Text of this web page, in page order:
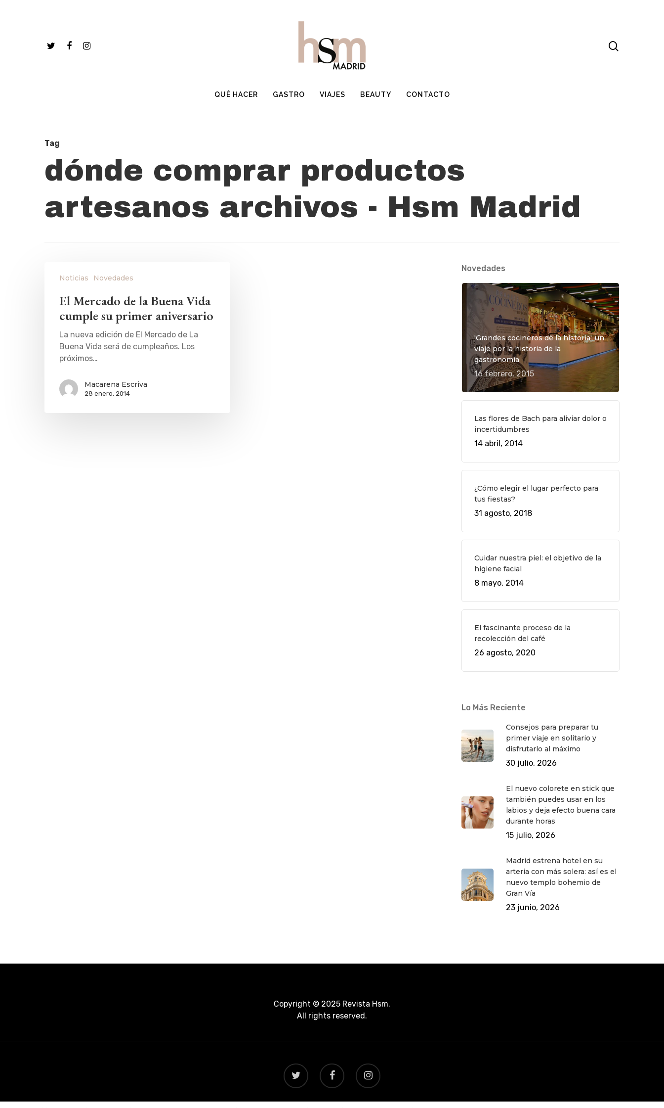
Hit enter to search or ESC to close
QUÉ HACER GASTRO VIAJES BEAUTY CONTACTO
Tag
dónde comprar productos
artesanos archivos - Hsm Madrid
Noticias Novedades
El Mercado de la Buena Vida
cumple su primer aniversario
La nueva edición de El Mercado de La
Buena Vida será de cumpleaños. Los
próximos…
Macarena Escriva
28 enero, 2014
Novedades
'Grandes cocineros de la historia', un
viaje por la historia de la
gastronomía
16 febrero, 2015
Las flores de Bach para aliviar dolor o
incertidumbres
14 abril, 2014
¿Cómo elegir el lugar perfecto para
tus fiestas?
31 agosto, 2018
Cuidar nuestra piel: el objetivo de la
higiene facial
8 mayo, 2014
El fascinante proceso de la
recolección del café
26 agosto, 2020
Lo Más Reciente
Consejos para preparar tu
primer viaje en solitario y
disfrutarlo al máximo
30 julio, 2026
El nuevo colorete en stick que
también puedes usar en los
labios y deja efecto buena cara
durante horas
15 julio, 2026
Madrid estrena hotel en su
arteria con más solera: así es el
nuevo templo bohemio de
Gran Vía
23 junio, 2026
Copyright © 2025 Revista Hsm.
All rights reserved.